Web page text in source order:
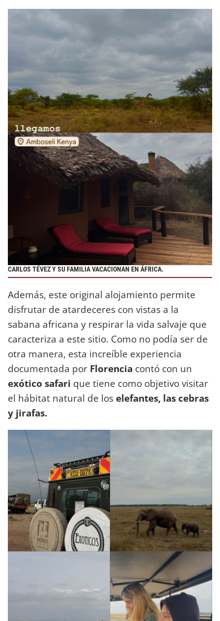
CARLOS TÉVEZ Y SU FAMILIA VACACIONAN EN ÁFRICA.
Además, este original alojamiento permite
disfrutar de atardeceres con vistas a la
sabana africana y respirar la vida salvaje que
caracteriza a este sitio. Como no podía ser de
otra manera, esta increíble experiencia
documentada por Florencia contó con un
exótico safari que tiene como objetivo visitar
el hábitat natural de los elefantes, las cebras
y jirafas.